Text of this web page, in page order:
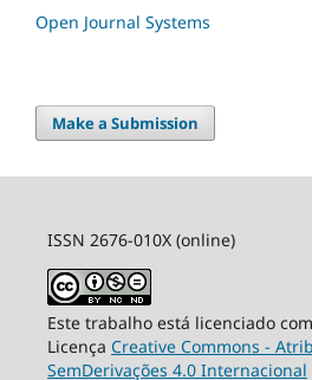
Open Journal Systems
Make a Submission
ISSN 2676-010X (online)
Este trabalho está licenciado
Licença Creative Commons -
SemDerivações 4.0 Internacional